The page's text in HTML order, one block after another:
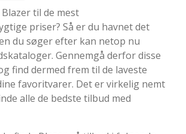
til de mest
priser? Så er du havnet det
du søger efter kan netop nu
Gennemgå derfor disse
find dermed frem til de laveste
favoritvarer. Det er virkelig nemt
alle de bedste tilbud med